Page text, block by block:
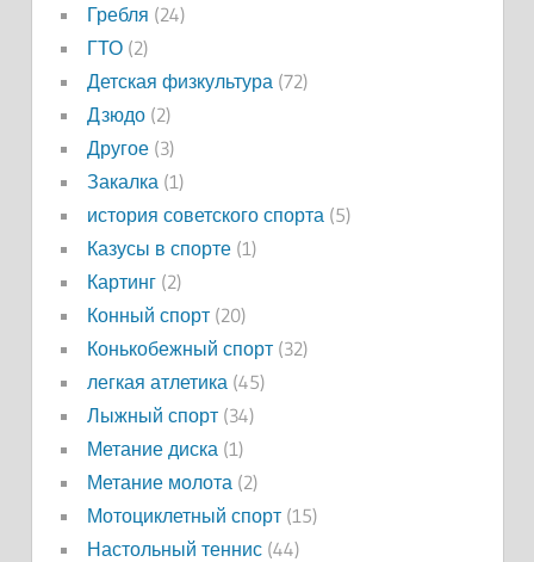
Гребля (24)
ГТО(2)
Детская физкультура (72)
Дзюдо(2)
Другое(3)
Закалка (1)
история советского спорта (5)
Казусы в спорте(1)
Картинг(2)
Конный спорт(20)
Конькобежный спорт(32)
легкая атлетика (45)
Лыжный спорт(34)
Метание диска (1)
Метание молота (2)
Мотоциклетный спорт(15)
Настольный теннис(44)